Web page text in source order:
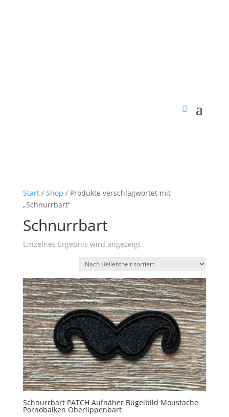
Start/ Shop / Produkte verschlagwortet mit
„Schnurrbart“
Schnurrbart
Einzelnes Ergebnis wird angezeigt
Schnurrbart PATCH Aufnäher Bügelbild Moustache
Pornobalken Oberlippenbart